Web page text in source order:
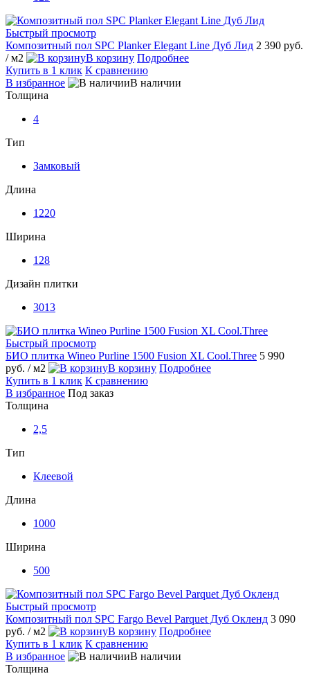
Быстрый просмотр
Композитный пол SPC Planker Elegant Line Дуб Лид 2 390 руб.
/ м2
В корзину Подробнее
Купить в 1 клик К сравнению
В избранное
В наличии
Толщина
4
Тип
Замковый
Длина
1220
Ширина
128
Дизайн плитки
3013
Быстрый просмотр
БИО плитка Wineo Purline 1500 Fusion XL Cool.Three 5 990
руб. / м2 В корзину Подробнее
Купить в 1 клик К сравнению
В избранное Под заказ
Толщина
2,5
Тип
Клеевой
Длина
1000
Ширина
500
Быстрый просмотр
Композитный пол SPC Fargo Bevel Parquet Дуб Окленд 3 090
руб. / м2 В корзину Подробнее
Купить в 1 клик К сравнению
В избранное
В наличии
Толщина